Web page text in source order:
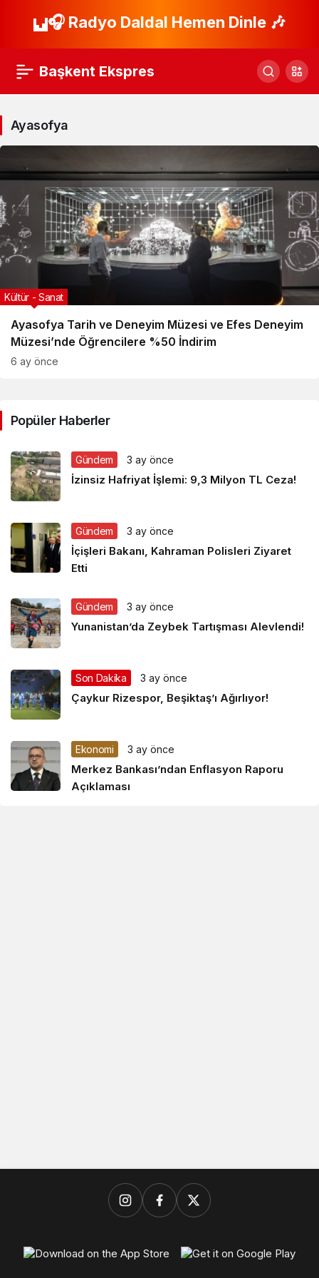
🎧 Radyo Daldal Hemen Dinle 🎶
Başkent Ekspres
Ayasofya
Ayasofya Tarih ve Deneyim Müzesi ve Efes Deneyim
Müzesi’nde Öğrencilere %50 İndirim
Kültür - Sanat
6 ay önce
Popüler Haberler
Gündem 3 ay önce
İzinsiz Hafriyat İşlemi: 9,3 Milyon TL Ceza!
Gündem 3 ay önce
İçişleri Bakanı, Kahraman Polisleri Ziyaret
Etti
Gündem 3 ay önce
Yunanistan’da Zeybek Tartışması Alevlendi!
Son Dakika 3 ay önce
Çaykur Rizespor, Beşiktaş’ı Ağırlıyor!
Ekonomi 3 ay önce
Merkez Bankası’ndan Enflasyon Raporu
Açıklaması